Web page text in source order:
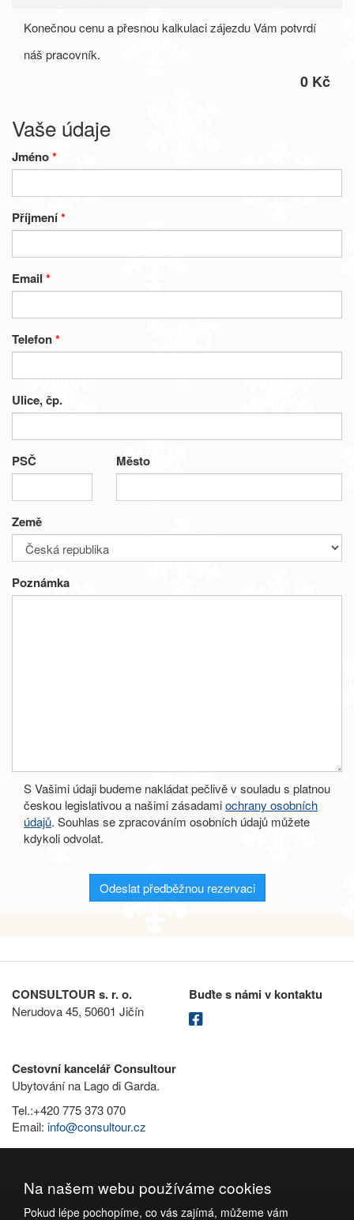
Konečnou cenu a přesnou kalkulaci zájezdu Vám potvrdí
náš pracovník.
0 Kč
Vaše údaje
Jméno*
Příjmení*
Email *
Telefon*
Ulice, čp.
PSČ Město
Země
Poznámka
S Vašimi údaji budeme nakládat pečlivě v souladu s platnou
českou legislativou a našimi zásadamiochrany osobních
údajů. Souhlas se zpracováním osobních údajů můžete
kdykoli odvolat.
Odeslat předběžnou rezervaci
CONSULTOUR s. r. o.
Nerudova 45, 50601 Jičín
Buďte s námi v kontaktu
Cestovní kancelář Consultour
Ubytování na Lago di Garda.
Tel.:+420 775 373 070
Email: info@consultour.cz
Na našem webu používáme cookies
Pokud lépe pochopíme, co vás zajímá, můžeme vám